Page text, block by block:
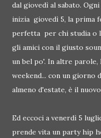
dal giovedì al sabato.
inizia giovedì 5, la prima
perfetta per chi studia o
gli amici con il giusto
un bel po'. In altre
weekend... con un giorno
almeno d'estate, è il
Ed eccoci a venerdì 5
prende vita un party hip